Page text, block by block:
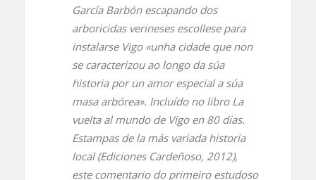
García Barbón escapando dos
arboricidas verineses escollese para
instalarse Vigo «unha cidade que non
se caracterizou ao longo da súa
historia por un amor especial a súa
masa arbórea». Incluído no libro La
vuelta al mundo de Vigo en 80 días.
Estampas de la más variada historia
local(Ediciones Cardeñoso, 2012),
este comentario do primeiro estudoso